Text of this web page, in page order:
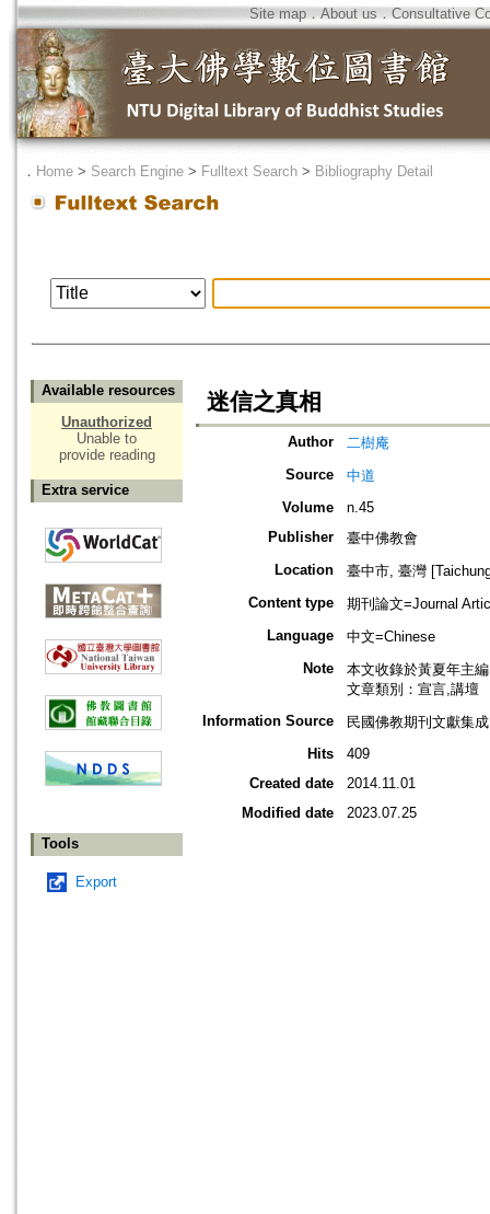
Site map．About us ． Consultative
． Home > Search Engine > Fulltext Search > Bibliography Detail
Available resources
Unauthorized
Unable to
provide reading
Extra service
Tools
Export
迷信之真相
Author
二樹庵
Source
中道
Volume
n.45
Publisher
臺中佛教會
Location
臺中市, 臺灣
Content type
期刊論文=Journal
Language
中文=Chinese
Note
本文收錄於黃夏年主
文章類別：宣言,講壇
Information Source
民國佛教期刊文獻集
Hits
409
Created date
2014.11.01
Modified date
2023.07.25